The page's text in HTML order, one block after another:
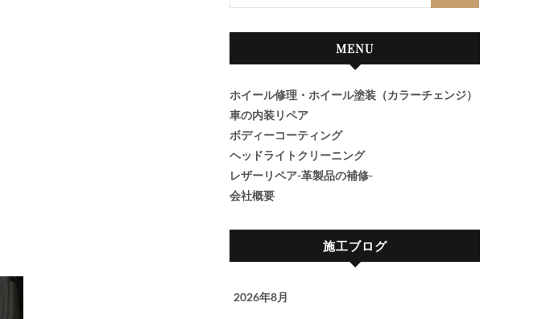
MENU
ホイール修理・ホイール塗装（カラーチェンジ）
車の内装リペア
ボディーコーティング
ヘッドライトクリーニング
レザーリペア-革製品の補修-
会社概要
施工ブログ
2026年8月